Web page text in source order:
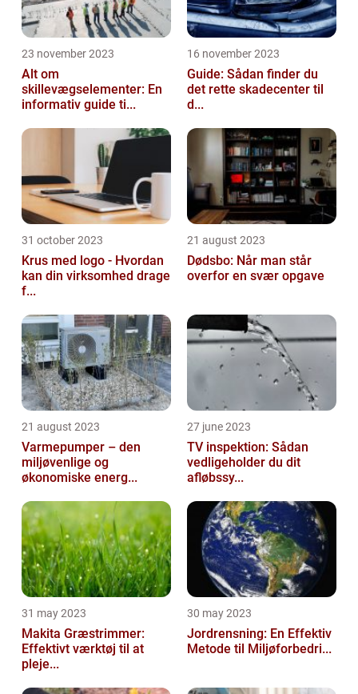
23 november 2023
Alt om
skillevægselementer: En
informativ guide ti...
16 november 2023
Guide: Sådan finder du
det rette skadecenter til
d...
31 october 2023
Krus med logo - Hvordan
kan din virksomhed drage
f...
21 august 2023
Dødsbo: Når man står
overfor en svær opgave
21 august 2023
Varmepumper – den
miljøvenlige og
økonomiske energ...
27 june 2023
TV inspektion: Sådan
vedligeholder du dit
afløbssy...
31 may 2023
Makita Græstrimmer:
Effektivt værktøj til at
pleje...
30 may 2023
Jordrensning: En Effektiv
Metode til Miljøforbedri...